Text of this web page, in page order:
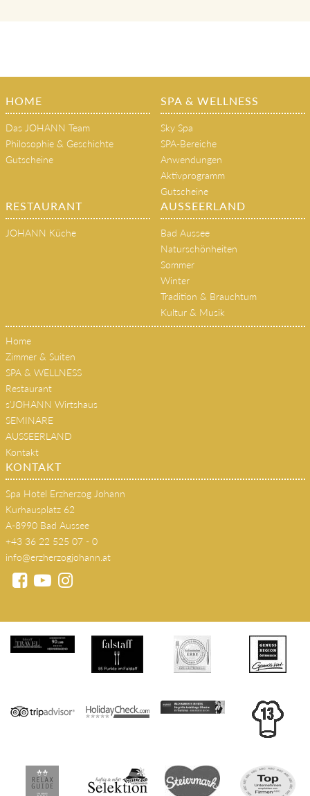
HOME
Das JOHANN Team
Philosophie & Geschichte
Gutscheine
SPA & WELLNESS
Sky Spa
SPA-Bereiche
Anwendungen
Aktivprogramm
Gutscheine
RESTAURANT
JOHANN Küche
AUSSEERLAND
Bad Aussee
Naturschönheiten
Sommer
Winter
Tradition & Brauchtum
Kultur & Musik
Home
Zimmer & Suiten
SPA & WELLNESS
Restaurant
s'JOHANN Wirtshaus
SEMINARE
AUSSEERLAND
Kontakt
KONTAKT
Spa Hotel Erzherzog Johann
Kurhausplatz 62
A-8990 Bad Aussee
+43 36 22 525 07 - 0
info@erzherzogjohann.at